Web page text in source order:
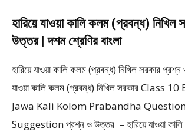
হারিয়ে যাওয়া কালি কলম (প্রবন্ধ)
উত্তর | দশম শ্রেণির বাংলা
হারিয়ে যাওয়া কালি কলম (প্রবন্ধ) নিখিল সরকার
যাওয়া কালি কলম (প্রবন্ধ) নিখিল সরকার Class
Jawa Kali Kolom Prabandha
Suggestion প্রশ্ন ও উত্তর – হারিয়ে যাওয়া কালি